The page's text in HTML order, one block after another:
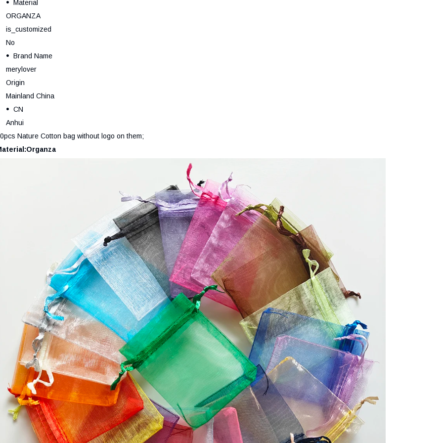
Material
ORGANZA
is_customized
No
Brand Name
merylover
Origin
Mainland China
CN
Anhui
Nature Cotton bag without logo on them;